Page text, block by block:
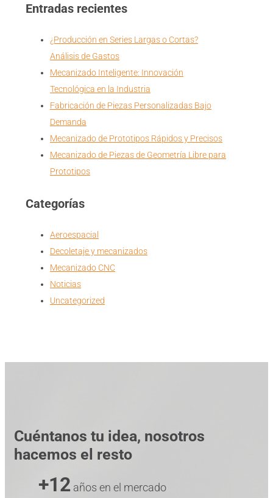
Entradas recientes
¿Producción en Series Largas o Cortas?
Análisis de Gastos
Mecanizado Inteligente: Innovación
Tecnológica en la Industria
Fabricación de Piezas Personalizadas Bajo
Demanda
Mecanizado de Prototipos Rápidos y Precisos
Mecanizado de Piezas de Geometría Libre para
Prototipos
Categorías
Aeroespacial
Decoletaje y mecanizados
Mecanizado CNC
Noticias
Uncategorized
Cuéntanos tu idea, nosotros
hacemos el resto
+12 años en el mercado